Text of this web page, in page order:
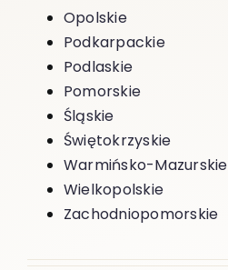
Opolskie
Podkarpackie
Podlaskie
Pomorskie
Śląskie
Świętokrzyskie
Warmińsko-Mazurskie
Wielkopolskie
Zachodniopomorskie